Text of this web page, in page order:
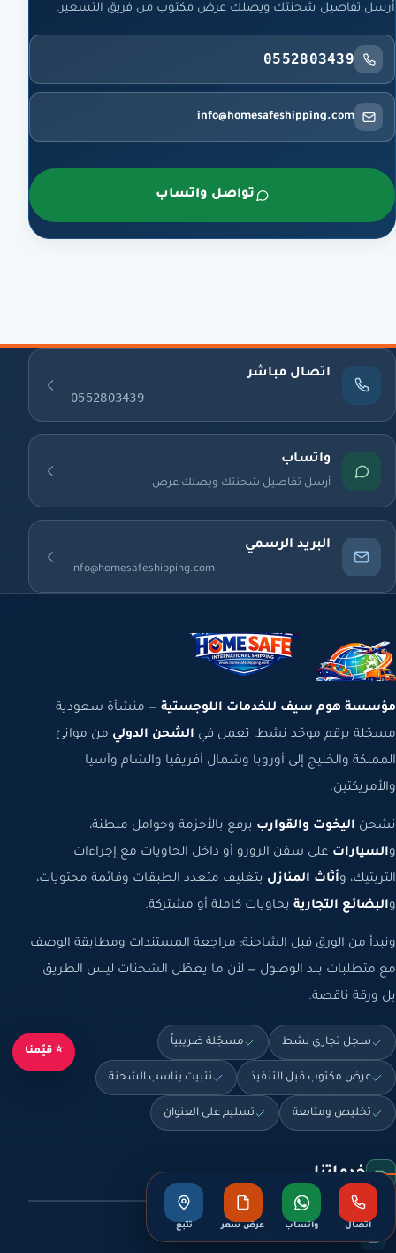
أرسل تفاصيل شحنتك ويصلك عرض مكتوب من فريق التسعير.
0552803439
info@homesafeshipping.com
تواصل واتساب
اتصال مباشر
0552803439
واتساب
أرسل تفاصيل شحنتك ويصلك عرض
البريد الرسمي
info@homesafeshipping.com
مؤسسة هوم سيف للخدمات اللوجستية — منشأة سعودية
مسجّلة برقم موحّد نشط، تعمل في الشحن الدولي من موانئ
المملكة والخليج إلى أوروبا وشمال أفريقيا والشام وآسيا
والأمريكتين.
نشحن اليخوت والقوارب برفع بالأحزمة وحوامل مبطنة،
والسيارات على سفن الرورو أو داخل الحاويات مع إجراءات
التربتيك، وأثاث المنازل بتغليف متعدد الطبقات وقائمة محتويات،
والبضائع التجارية بحاويات كاملة أو مشتركة.
ونبدأ من الورق قبل الشاحنة: مراجعة المستندات ومطابقة الوصف
مع متطلبات بلد الوصول — لأن ما يعطّل الشحنات ليس الطريق
بل ورقة ناقصة.
سجل تجاري نشط مسجّلة ضريبياً
عرض مكتوب قبل التنفيذ تثبيت يناسب الشحنة
تخليص ومتابعة تسليم على العنوان
خدماتنا
اتصال واتساب عرض سعر تتبع
⭐ قيّمنا